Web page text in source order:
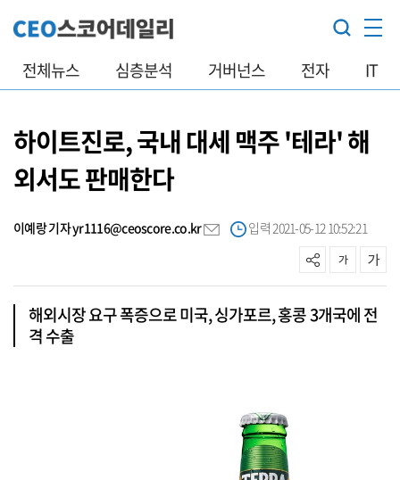
전체뉴스 심층분석 거버넌스 전자 IT
하이트진로, 국내 대세 맥주 '테라' 해
외서도 판매한다
이예랑 기자 yr1116@ceoscore.co.kr 입력 2021-05-12 10:52:21
해외시장 요구 폭증으로 미국, 싱가포르, 홍콩 3개국에 전
격 수출